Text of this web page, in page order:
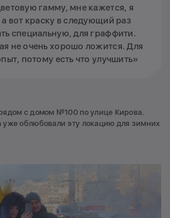
гамму, мне кажется, я
вот краску в следующий раз
специальную, для граффити.
не очень хорошо ложится. Для
потому есть что улучшить»
с домом №100 по улице Кирова.
облюбовали эту локацию для зимних